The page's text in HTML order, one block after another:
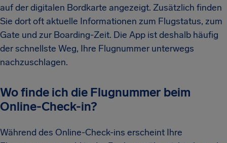
auf der digitalen Bordkarte angezeigt. Zusätzlich finden
Sie dort oft aktuelle Informationen zum Flugstatus, zum
Gate und zur Boarding-Zeit. Die App ist deshalb häufig
der schnellste Weg, Ihre Flugnummer unterwegs
nachzuschlagen.
Wo finde ich die Flugnummer beim
Online-Check-in?
Während des Online-Check-ins erscheint Ihre